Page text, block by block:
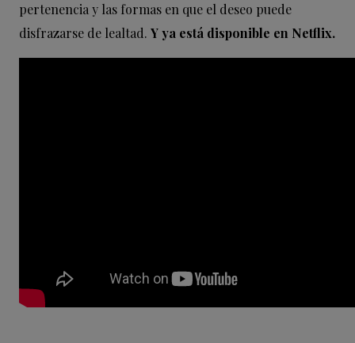
pertenencia y las formas en que el deseo puede
disfrazarse de lealtad. Y ya está disponible en Netflix.